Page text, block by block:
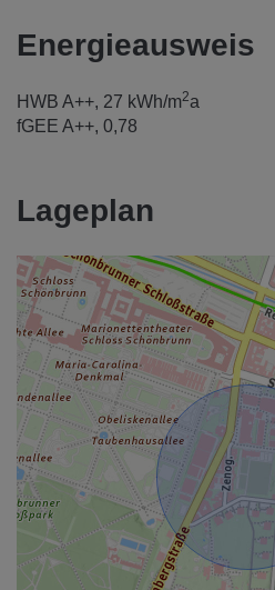
Energieausweis
HWB A++, 27 kWh/m2a
fGEE A++, 0,78
Lageplan